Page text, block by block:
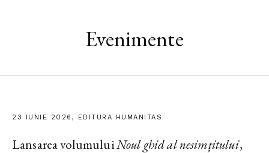
Evenimente
23 IUNIE 2026, EDITURA HUMANITAS
Lansarea volumuluiNoul ghid al nesimțitului,